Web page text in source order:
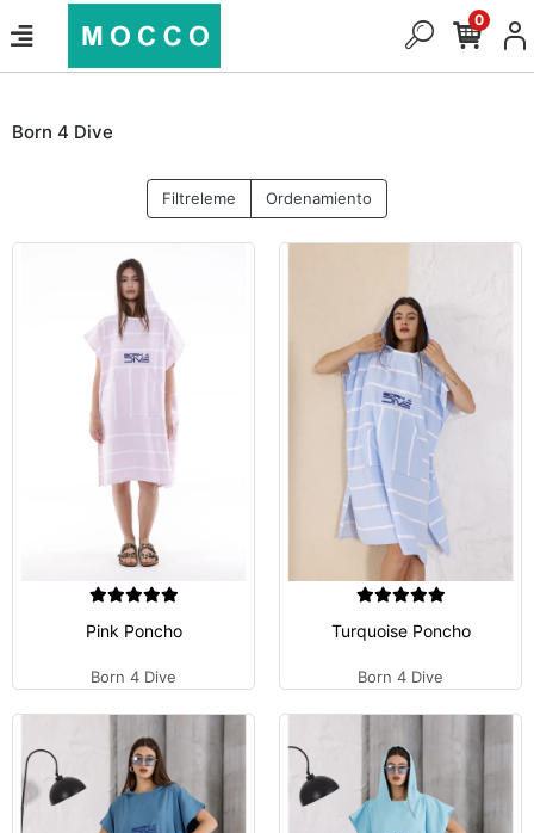
0
Born 4 Dive
Filtreleme Ordenamiento
Pink Poncho
Born 4 Dive
Turquoise Poncho
Born 4 Dive